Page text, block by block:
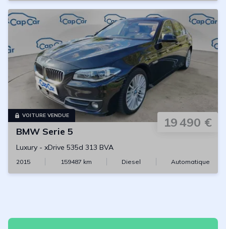
VOITURE VENDUE 19 490 €
BMW Serie 5
Luxury - xDrive 535d 313 BVA
2015 159487 km Diesel Automatique